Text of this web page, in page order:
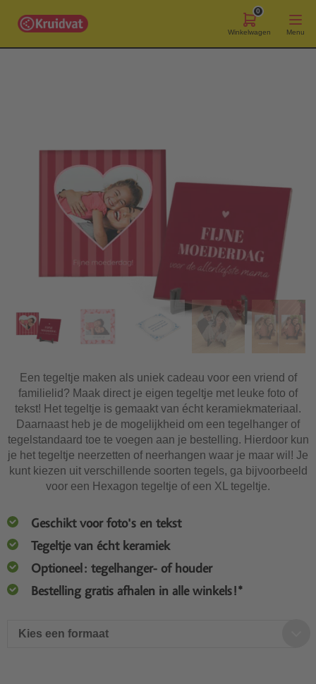
0
Winkelwagen Menu
Een tegeltje maken als uniek cadeau voor een vriend of
familielid? Maak direct je eigen tegeltje met leuke foto of
tekst! Het tegeltje is gemaakt van écht keramiekmateriaal.
Daarnaast heb je de mogelijkheid om een tegelhanger of
tegelstandaard toe te voegen aan je bestelling. Hierdoor kun
je het tegeltje neerzetten of neerhangen waar je maar wil! Je
kunt kiezen uit verschillende soorten tegels, ga bijvoorbeeld
voor een Hexagon tegeltje of een XL tegeltje.
Geschikt voor foto's en tekst
Tegeltje van écht keramiek
Optioneel: tegelhanger- of houder
Bestelling gratis afhalen in alle winkels!*
Kies een formaat